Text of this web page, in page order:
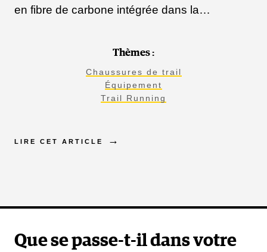
en fibre de carbone intégrée dans la…
Thèmes :
Chaussures de trail
Équipement
Trail Running
LIRE CET ARTICLE
Que se passe-t-il dans votre